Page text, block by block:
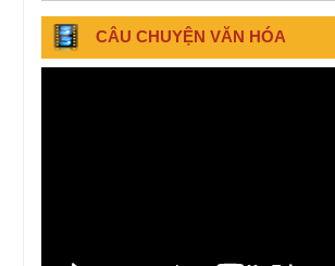
CÂU CHUYỆN VĂN HÓA